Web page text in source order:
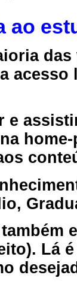
ao
acesso
e
Lá